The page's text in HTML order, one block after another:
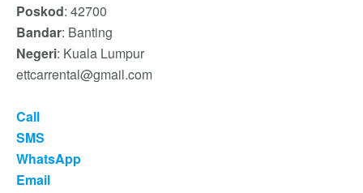
Poskod: 42700
Bandar: Banting
Negeri: Kuala Lumpur
ettcarrental@gmail.com
Call
SMS
WhatsApp
Email